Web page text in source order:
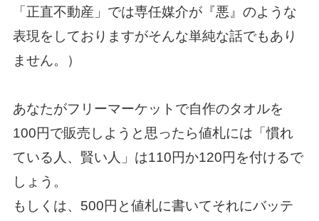
「正直不動産」では専任媒介が『悪』のような
表現をしておりますがそんな単純な話でもあり
ません。）
あなたがフリーマーケットで自作のタオルを
100円で販売しようと思ったら値札には「慣れ
ている人、賢い人」は110円か120円を付けるで
しょう。
もしくは、500円と値札に書いてそれにバッテ